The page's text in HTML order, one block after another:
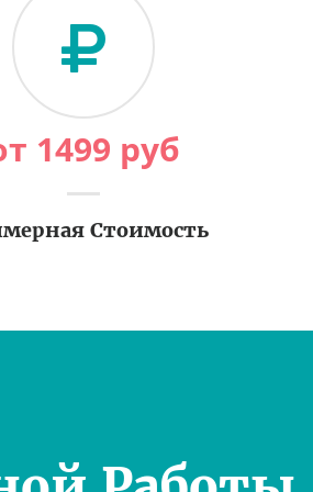
1499 руб
Стоимость